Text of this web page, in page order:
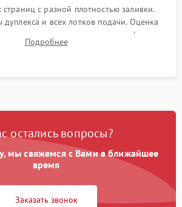
страниц с разной плотностью заливки.
и всех лотков подачи. Оценка
тонера и полное отсутствие дефектов
выдачей готового устройства.
Подробнее
остались вопросы?
мы свяжемся с Вами в ближайшее
время
Заказать звонок